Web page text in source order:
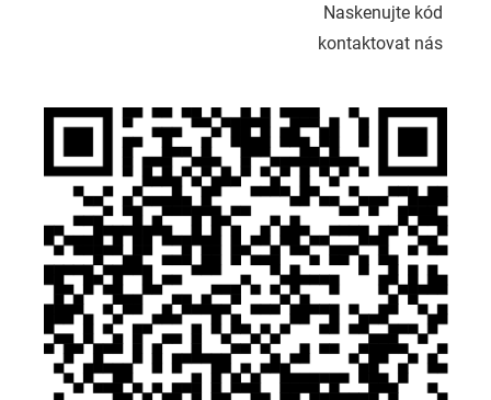
Naskenujte kód
kontaktovat nás